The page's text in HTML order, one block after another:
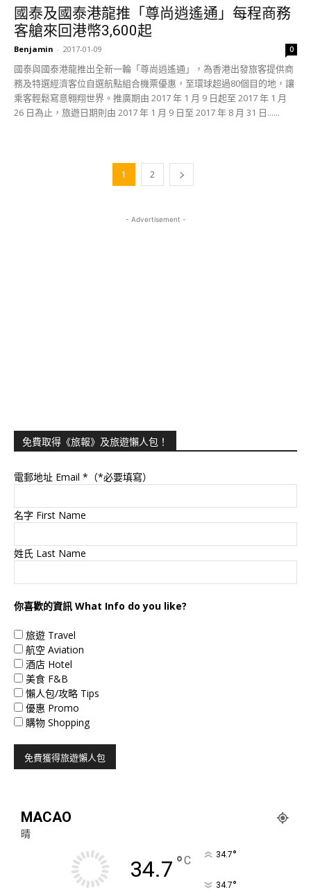
國泰及國泰港龍推「尊尚逍遙通」每程商務
客艙來回港幣3,600起
Benjamin - 2017-01-09 0
國泰與國泰港龍推出全新一輪「尊尚逍遙通」，為香港出發旅客提供商
務及特選經濟客位自選航點組合機票優惠，至環球超過80個目的地，讓
乘客輕鬆寫意翱翔世界。推廣期由 2017 年 1 月 9 日起至 2017 年 1 月
26 日為止，旅遊日期則由 2017 年 1 月 9 日至 2017 年 8 月 31 日......
1 2
- Advertisement -
免費取得《旅報》及旅遊懶人包！
電郵地址 Email *（*必要填寫）
名字 First Name
姓氏 Last Name
你喜歡的資訊 What Info do you like?
旅遊 Travel
航空 Aviation
酒店 Hotel
美食 F&B
懶人包/攻略 Tips
優惠 Promo
購物 Shopping
MACAO
晴
34.7 °C 34.7°
34.7°